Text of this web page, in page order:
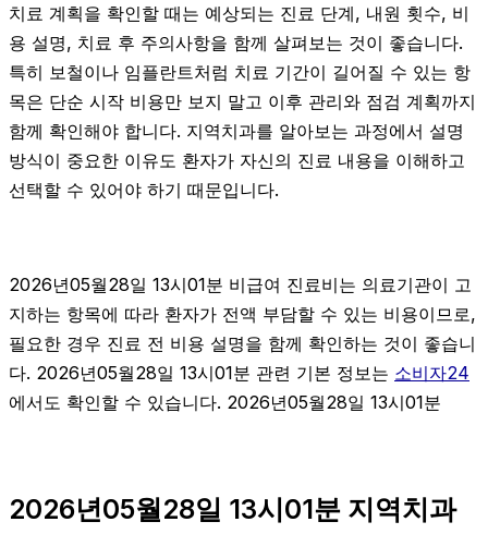
치료 계획을 확인할 때는 예상되는 진료 단계, 내원 횟수, 비
용 설명, 치료 후 주의사항을 함께 살펴보는 것이 좋습니다.
특히 보철이나 임플란트처럼 치료 기간이 길어질 수 있는 항
목은 단순 시작 비용만 보지 말고 이후 관리와 점검 계획까지
함께 확인해야 합니다. 지역치과를 알아보는 과정에서 설명
방식이 중요한 이유도 환자가 자신의 진료 내용을 이해하고
선택할 수 있어야 하기 때문입니다.
2026년05월28일 13시01분 비급여 진료비는 의료기관이 고
지하는 항목에 따라 환자가 전액 부담할 수 있는 비용이므로,
필요한 경우 진료 전 비용 설명을 함께 확인하는 것이 좋습니
다. 2026년05월28일 13시01분 관련 기본 정보는 소비자24
에서도 확인할 수 있습니다. 2026년05월28일 13시01분
2026년05월28일 13시01분 지역치과